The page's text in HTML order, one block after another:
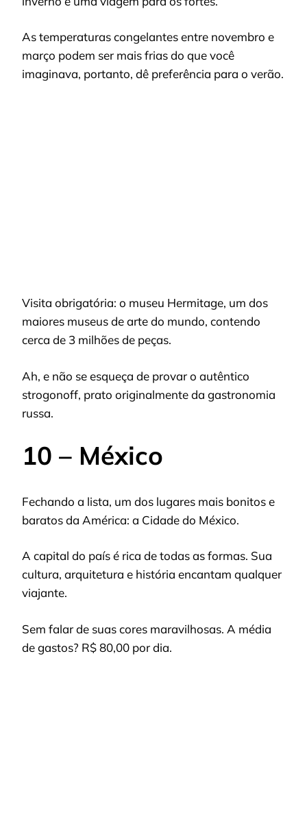
As temperaturas congelantes entre novembro e
março podem ser mais frias do que você
imaginava, portanto, dê preferência para o verão.
Visita obrigatória: o museu Hermitage, um dos
maiores museus de arte do mundo, contendo
cerca de 3 milhões de peças.
Ah, e não se esqueça de provar o autêntico
strogonoff, prato originalmente da gastronomia
russa.
10 – México
Fechando a lista, um dos lugares mais bonitos e
baratos da América: a Cidade do México.
A capital do país é rica de todas as formas. Sua
cultura, arquitetura e história encantam qualquer
viajante.
Sem falar de suas cores maravilhosas. A média
de gastos? R$ 80,00 por dia.